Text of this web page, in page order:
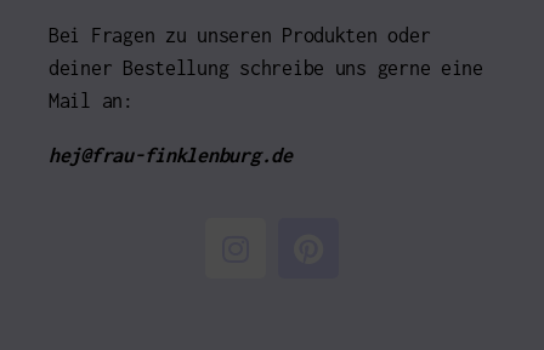
Bei Fragen zu unseren Produkten oder
deiner Bestellung schreibe uns gerne eine
Mail an:
hej@frau-finklenburg.de